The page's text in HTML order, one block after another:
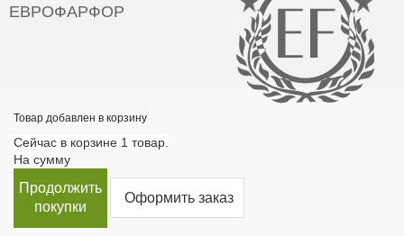
ЕВРОФАРФОР
Товар добавлен в корзину
Сейчас в корзине 1 товар.
На сумму
Продолжить
покупки
Оформить заказ